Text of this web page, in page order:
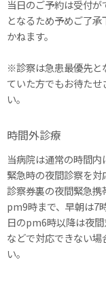
当日のご予約は受付
となるため予めご了
かねます。
※診察は急患最優先と
ていた方でもお待た
い。
時間外診療
当病院は通常の時間
緊急時の夜間診察を対
診察券裏の夜間緊急
pm9時まで、早朝は7
日のpm6時以降は夜
などで対応できない
い。